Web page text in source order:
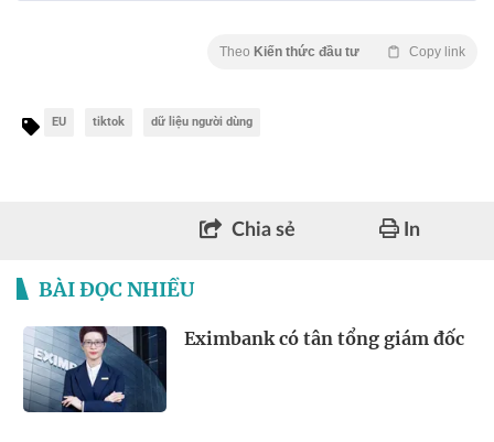
Theo Kiến thức đầu tư Copy link
EU tiktok dữ liệu người dùng
Chia sẻ In
BÀI ĐỌC NHIỀU
Eximbank có tân tổng giám đốc